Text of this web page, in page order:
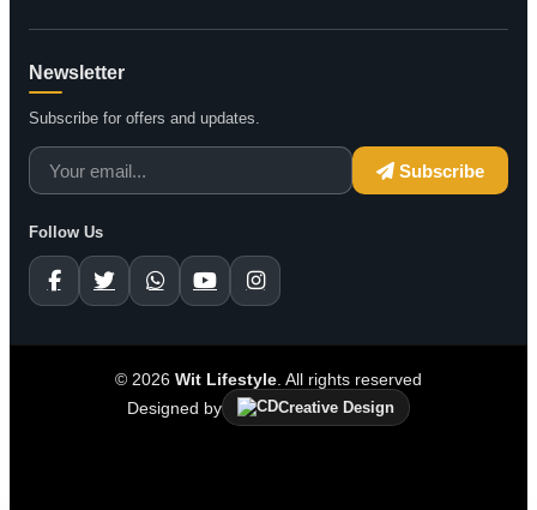
Newsletter
Subscribe for offers and updates.
Subscribe
Follow Us
© 2026 Wit Lifestyle . All rights reserved
Designed by
Creative Design